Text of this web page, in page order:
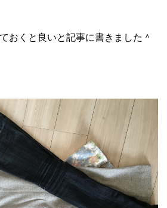
おくと良いと記事に書きました＾